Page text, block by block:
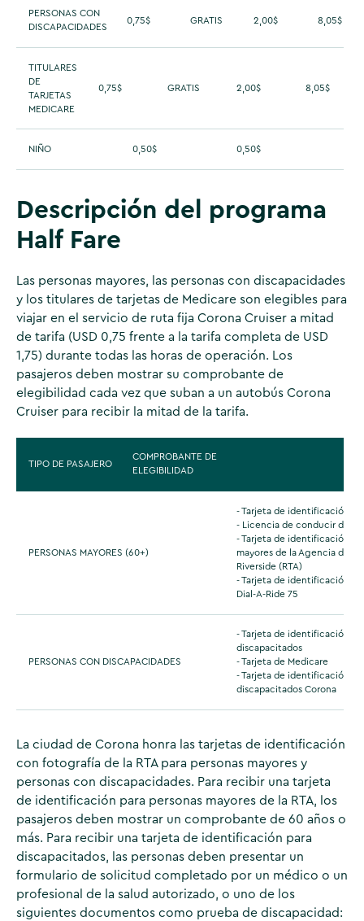
PERSONAS CON
DISCAPACIDADES
0,75$ GRATIS 2,00$ 8,05$
TITULARES
DE
TARJETAS
MEDICARE
0,75$ GRATIS 2,00$ 8,05$
NIÑO 0,50$ 0,50$
Descripción del programa
Half Fare
Las personas mayores, las personas con discapacidades
y los titulares de tarjetas de Medicare son elegibles para
viajar en el servicio de ruta fija Corona Cruiser a mitad
de tarifa (USD 0,75 frente a la tarifa completa de USD
1,75) durante todas las horas de operación. Los
pasajeros deben mostrar su comprobante de
elegibilidad cada vez que suban a un autobús Corona
Cruiser para recibir la mitad de la tarifa.
TIPO DE PASAJERO
COMPROBANTE DE
ELEGIBILIDAD
PERSONAS MAYORES (60+)
- Tarjeta de identificación
- Licencia de conducir de
- Tarjeta de identificación
mayores de la Agencia de
Riverside (RTA)
- Tarjeta de identificación
Dial-A-Ride 75
PERSONAS CON DISCAPACIDADES
- Tarjeta de identificación
discapacitados
- Tarjeta de Medicare
- Tarjeta de identificación
discapacitados Corona
La ciudad de Corona honra las tarjetas de identificación
con fotografía de la RTA para personas mayores y
personas con discapacidades. Para recibir una tarjeta
de identificación para personas mayores de la RTA, los
pasajeros deben mostrar un comprobante de 60 años o
más. Para recibir una tarjeta de identificación para
discapacitados, las personas deben presentar un
formulario de solicitud completado por un médico o un
profesional de la salud autorizado, o uno de los
siguientes documentos como prueba de discapacidad: